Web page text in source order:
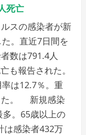
死亡
スの感染者が新
。直近7日間を
数は791.4人
も報告された。
は12.7％。重
た。 新規感染
。65歳以上の
感染者432万